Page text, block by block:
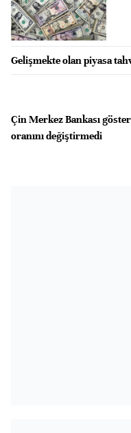
Gelişmekte olan piyasa
Çin Merkez Bankası
oranını değiştirmedi